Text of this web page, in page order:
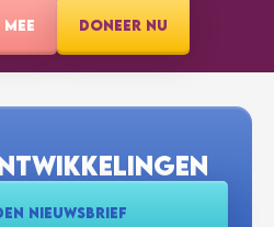
MEE DONEER NU
NIEUWSBRIEF